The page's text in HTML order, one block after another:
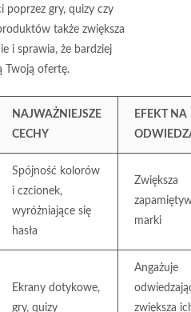
poprzez gry, quizy czy
także zwiększa
i sprawia, że bardziej
Twoją ofertę.
NAJWAŻNIEJSZE
CECHY
EFEKT NA
Spójność kolorów
i czcionek,
wyróżniające się
hasła
Zwiększa
marki
Ekrany dotykowe,
gry, quizy
Angażuje
zwiększa